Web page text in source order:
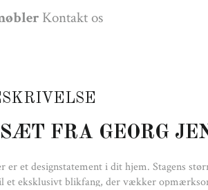
Kontakt os
FRA GEORG
er et designstatement i dit hjem. Stagens
et eksklusivt blikfang, der vækker